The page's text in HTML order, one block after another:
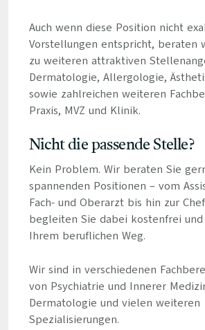
Auch wenn diese Position nicht
Vorstellungen entspricht, beraten
zu weiteren attraktiven
Dermatologie, Allergologie,
sowie zahlreichen weiteren
Praxis, MVZ und Klinik.
Nicht die passende Stelle?
Kein Problem. Wir beraten Sie
spannenden Positionen – vom
Fach- und Oberarzt bis hin zur
begleiten Sie dabei kostenfrei
Ihrem beruflichen Weg.
Wir sind in verschiedenen
von Psychiatrie und Innerer
Dermatologie und vielen weiteren
Spezialisierungen.